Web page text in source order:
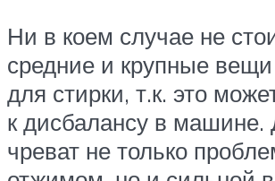
Ни в коем случае не
средние и крупные
для стирки, т.к. это
к дисбалансу в машине.
чреват не только